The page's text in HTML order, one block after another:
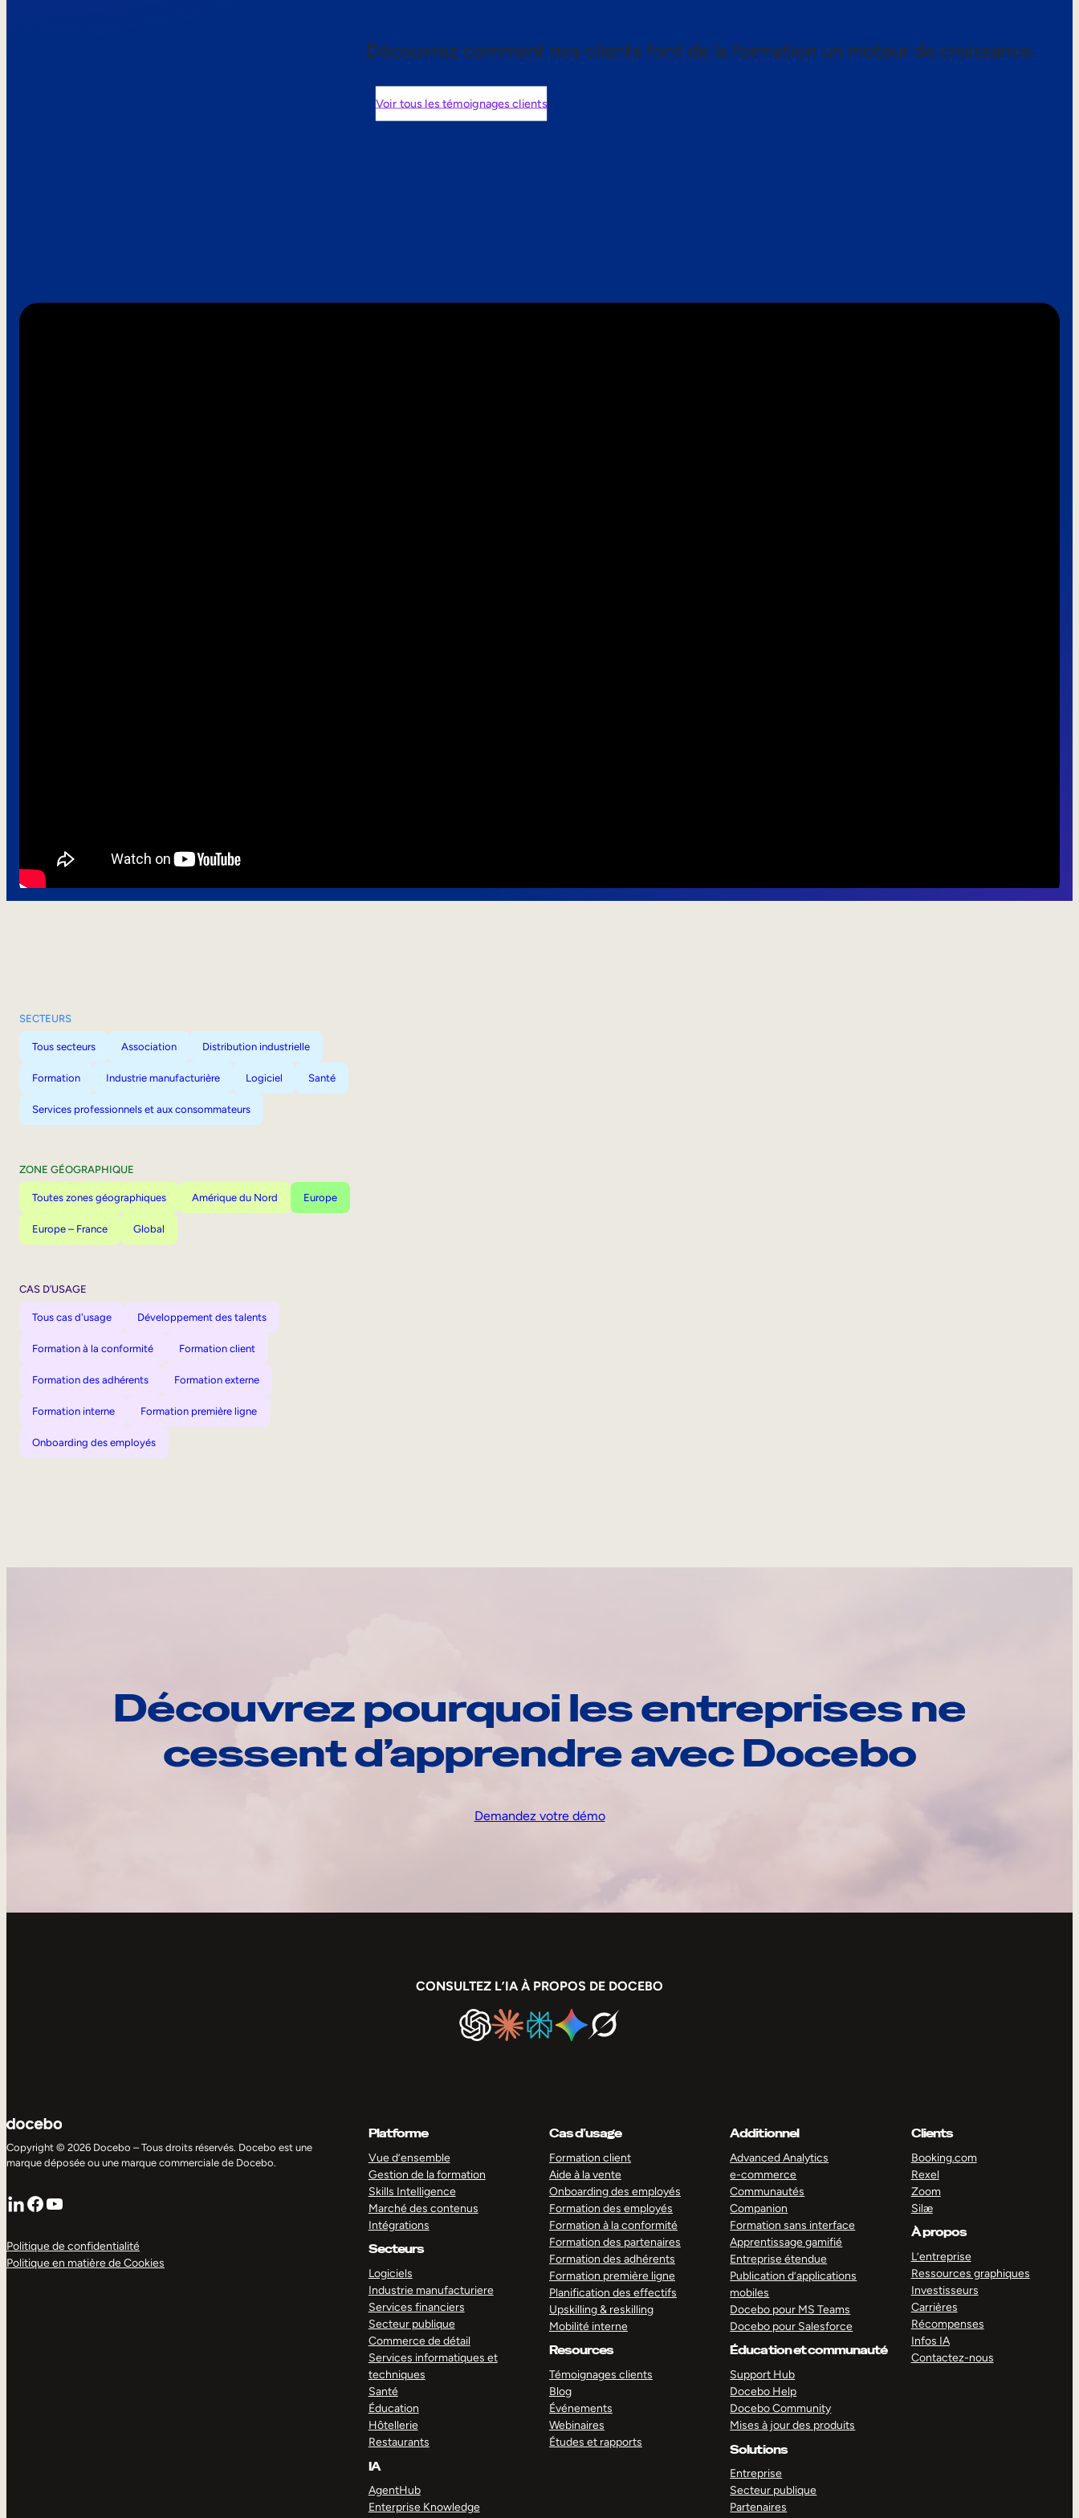
Découvrez comment nos clients font de la formation un moteur de croissance.
Voir tous les témoignages clients
SECTEURS
Tous secteurs Association Distribution industrielle
Formation Industrie manufacturière Logiciel Santé
Services professionnels et aux consommateurs
ZONE GÉOGRAPHIQUE
Toutes zones géographiques Amérique du Nord Europe
Europe – France Global
CAS D’USAGE
Tous cas d'usage Développement des talents
Formation à la conformité Formation client
Formation des adhérents Formation externe
Formation interne Formation première ligne
Onboarding des employés
Découvrez pourquoi les entreprises ne
cessent d’apprendre avec Docebo
Demandez votre démo
CONSULTEZ L’IA À PROPOS DE DOCEBO
Copyright © 2026 Docebo – Tous droits réservés. Docebo est une
marque déposée ou une marque commerciale de Docebo.
LinkedIn
Facebook
YouTube
Politique de confidentialité
Politique en matière de Cookies
Platforme
Vue d’ensemble
Gestion de la formation
Skills Intelligence
Marché des contenus
Intégrations
Secteurs
Logiciels
Industrie manufacturiere
Services financiers
Secteur publique
Commerce de détail
Services informatiques et
techniques
Santé
Éducation
Hôtellerie
Restaurants
IA
AgentHub
Enterprise Knowledge
Cas d’usage
Formation client
Aide à la vente
Onboarding des employés
Formation des employés
Formation à la conformité
Formation des partenaires
Formation des adhérents
Formation première ligne
Planification des effectifs
Upskilling & reskilling
Mobilité interne
Resources
Témoignages clients
Blog
Événements
Webinaires
Études et rapports
Additionnel
Advanced Analytics
e-commerce
Communautés
Companion
Formation sans interface
Apprentissage gamifié
Entreprise étendue
Publication d’applications
mobiles
Docebo pour MS Teams
Docebo pour Salesforce
Éducation et communauté
Support Hub
Docebo Help
Docebo Community
Mises à jour des produits
Solutions
Entreprise
Secteur publique
Partenaires
Clients
Booking.com
Rexel
Zoom
Silæ
À propos
L’entreprise
Ressources graphiques
Investisseurs
Carrières
Récompenses
Infos IA
Contactez-nous